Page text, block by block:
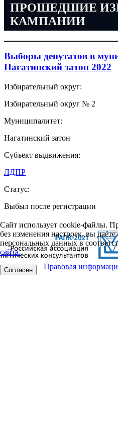
ПРОШЕДШИЕ
КАМПАНИИ
Выборы депутатов в
Нагатинский затон 2022
Избирательный округ:
Избирательный округ № 2
Муниципалитет:
Нагатинский затон
Субъект выдвижения:
ЛДПР
Статус:
Выбыл после регистрации
Сайт использует cookie-файлы.
без изменения настроек, вы даёте
персональных данных в
сайта.
Согласен Правовая